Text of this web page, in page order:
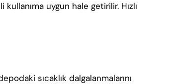
uygun hale getirilir. Hızlı
sıcaklık dalgalanmalarını